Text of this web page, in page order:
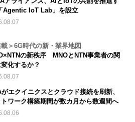
Agentic IoT Lab」を設立
載＞6G時代の新・業界地図
の新秩序 MNOとNTN事業者の関
化するか？
エクイニクスとクラウド接続を刷新、
ワーク構築期間が数カ月から数週間へ